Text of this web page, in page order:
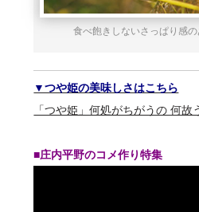
食べ飽きしないさっぱり感の
▼つや姫の美味しさはこちら
「つや姫」何処がちがうの 何故
■庄内平野のコメ作り特集